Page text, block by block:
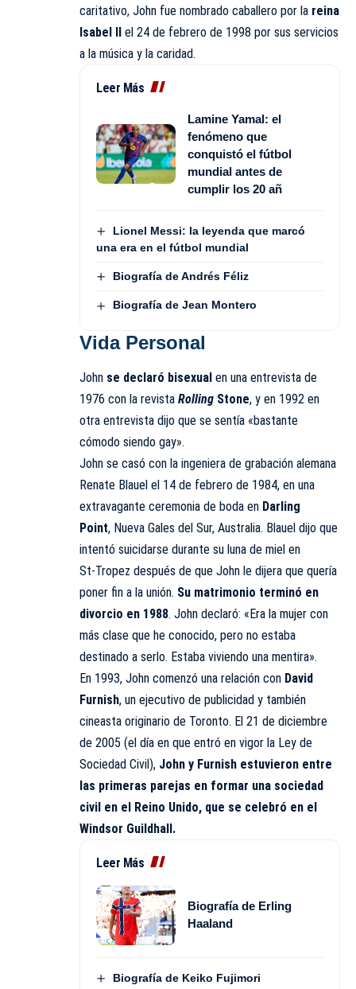
caritativo, John fue nombrado caballero por la reina
Isabel II el 24 de febrero de 1998 por sus servicios
a la música y la caridad.
Leer Más
Lamine Yamal: el
fenómeno que
conquistó el fútbol
mundial antes de
cumplir los 20 añ
Lionel Messi: la leyenda que marcó
una era en el fútbol mundial
Biografía de Andrés Féliz
Biografía de Jean Montero
Vida Personal
John se declaró bisexual en una entrevista de
1976 con la revista Rolling Stone, y en 1992 en
otra entrevista dijo que se sentía «bastante
cómodo siendo gay».
John se casó con la ingeniera de grabación alemana
Renate Blauel el 14 de febrero de 1984, en una
extravagante ceremonia de boda en Darling
Point, Nueva Gales del Sur, Australia. Blauel dijo que
intentó suicidarse durante su luna de miel en
St‑Tropez después de que John le dijera que quería
poner fin a la unión. Su matrimonio terminó en
divorcio en 1988. John declaró: «Era la mujer con
más clase que he conocido, pero no estaba
destinado a serlo. Estaba viviendo una mentira».
En 1993, John comenzó una relación con David
Furnish, un ejecutivo de publicidad y también
cineasta originario de Toronto. El 21 de diciembre
de 2005 (el día en que entró en vigor la Ley de
Sociedad Civil), John y Furnish estuvieron entre
las primeras parejas en formar una sociedad
civil en el Reino Unido, que se celebró en el
Windsor Guildhall.
Leer Más
Biografía de Erling
Haaland
Biografía de Keiko Fujimori